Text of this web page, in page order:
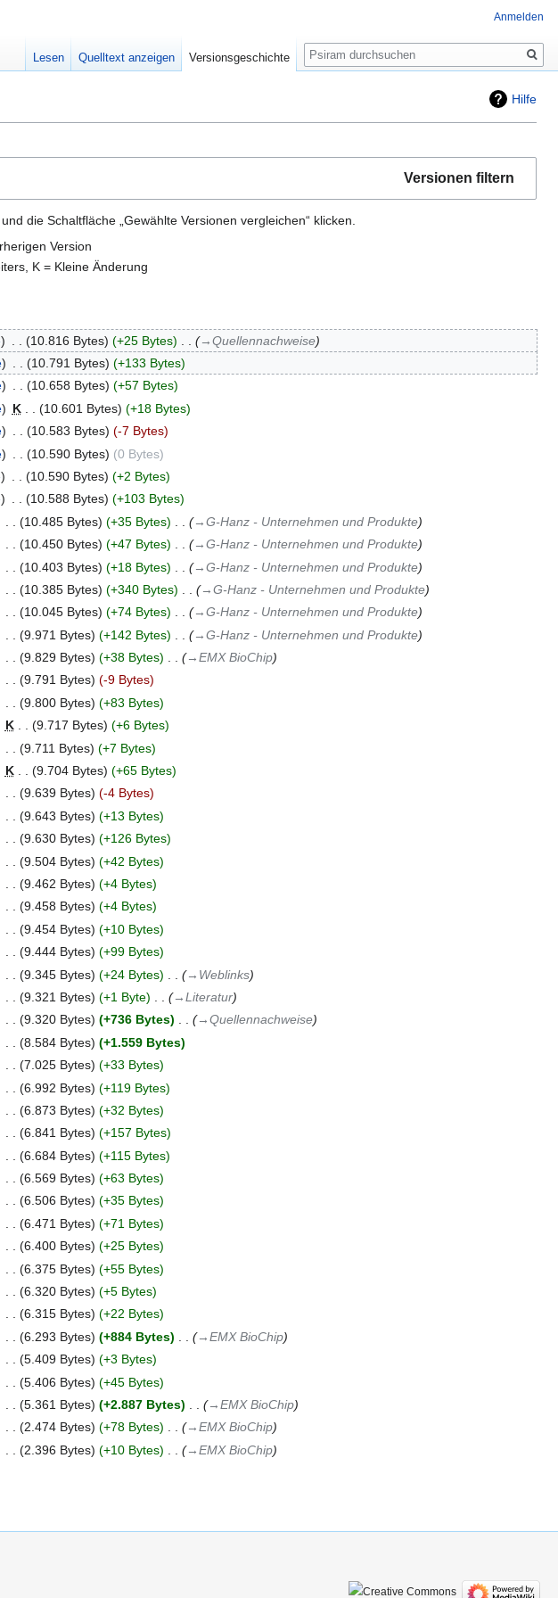
Hilfe
Versionen filtern
die Schaltfläche „Gewählte Versionen vergleichen“ klicken.
Version
K = Kleine Änderung
10.816 Bytes +25 Bytes
→‎Quellennachweise
10.791 Bytes
+133 Bytes
10.658 Bytes
+57 Bytes
K 10.601 Bytes
+18 Bytes
10.583 Bytes
-7 Bytes
10.590 Bytes
0 Bytes
10.590 Bytes
+2 Bytes
10.588 Bytes
+103 Bytes
10.485 Bytes +35 Bytes
→‎G-Hanz - Unternehmen und Produkte
10.450 Bytes +47 Bytes
→‎G-Hanz - Unternehmen und Produkte
10.403 Bytes +18 Bytes
→‎G-Hanz - Unternehmen und Produkte
10.385 Bytes +340 Bytes
→‎G-Hanz - Unternehmen und Produkte
10.045 Bytes +74 Bytes
→‎G-Hanz - Unternehmen und Produkte
9.971 Bytes +142 Bytes
→‎G-Hanz - Unternehmen und Produkte
9.829 Bytes +38 Bytes
→‎EMX BioChip
9.791 Bytes
-9 Bytes
9.800 Bytes
+83 Bytes
K 9.717 Bytes
+6 Bytes
9.711 Bytes
+7 Bytes
K 9.704 Bytes
+65 Bytes
9.639 Bytes
-4 Bytes
9.643 Bytes
+13 Bytes
9.630 Bytes
+126 Bytes
9.504 Bytes
+42 Bytes
9.462 Bytes
+4 Bytes
9.458 Bytes
+4 Bytes
9.454 Bytes
+10 Bytes
9.444 Bytes
+99 Bytes
9.345 Bytes +24 Bytes
→‎Weblinks
9.321 Bytes +1 Byte
→‎Literatur
9.320 Bytes +736 Bytes
→‎Quellennachweise
8.584 Bytes
+1.559 Bytes
7.025 Bytes
+33 Bytes
6.992 Bytes
+119 Bytes
6.873 Bytes
+32 Bytes
6.841 Bytes
+157 Bytes
6.684 Bytes
+115 Bytes
6.569 Bytes
+63 Bytes
6.506 Bytes
+35 Bytes
6.471 Bytes
+71 Bytes
6.400 Bytes
+25 Bytes
6.375 Bytes
+55 Bytes
6.320 Bytes
+5 Bytes
6.315 Bytes
+22 Bytes
6.293 Bytes +884 Bytes
→‎EMX BioChip
5.409 Bytes
+3 Bytes
5.406 Bytes
+45 Bytes
5.361 Bytes +2.887 Bytes
→‎EMX BioChip
2.474 Bytes +78 Bytes
→‎EMX BioChip
2.396 Bytes +10 Bytes →‎EMX BioChip
Anmelden
Lesen Quelltext anzeigen Versionsgeschichte
Suche